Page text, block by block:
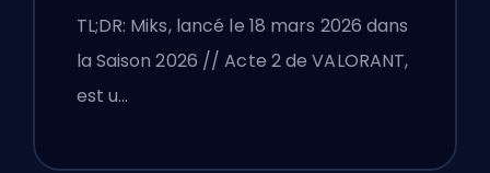
expliquées
TL;DR: Miks, lancé le 18 mars 2026 dans
la Saison 2026 // Acte 2 de VALORANT,
est u…